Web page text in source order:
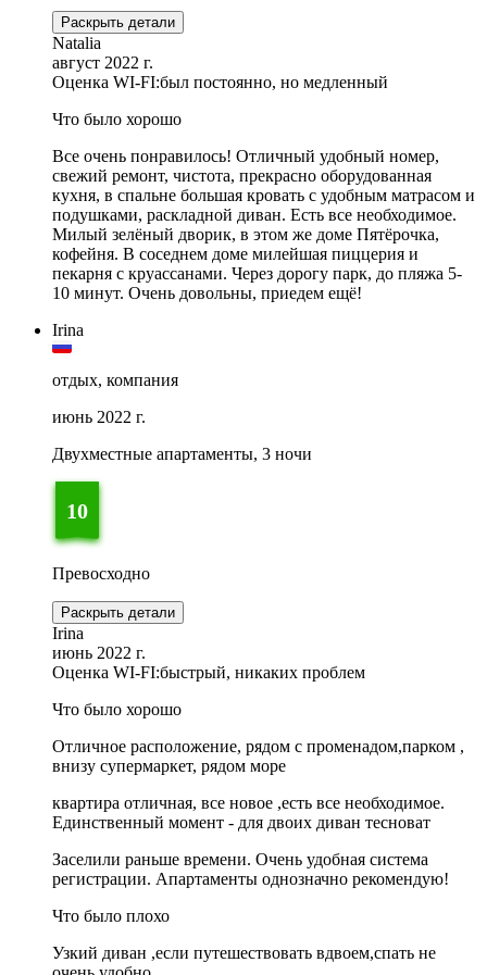
Раскрыть детали
Natalia
август 2022 г.
Оценка WI-FI:был постоянно, но медленный
Что было хорошо
Все очень понравилось! Отличный удобный номер,
свежий ремонт, чистота, прекрасно оборудованная
кухня, в спальне большая кровать с удобным матрасом и
подушками, раскладной диван. Есть все необходимое.
Милый зелёный дворик, в этом же доме Пятёрочка,
кофейня. В соседнем доме милейшая пиццерия и
пекарня с круассанами. Через дорогу парк, до пляжа 5-
10 минут. Очень довольны, приедем ещё!
Irina
отдых, компания
июнь 2022 г.
Двухместные апартаменты, 3 ночи
10
Превосходно
Раскрыть детали
Irina
июнь 2022 г.
Оценка WI-FI:быстрый, никаких проблем
Что было хорошо
Отличное расположение, рядом с променадом,парком ,
внизу супермаркет, рядом море
квартира отличная, все новое ,есть все необходимое.
Единственный момент - для двоих диван тесноват
Заселили раньше времени. Очень удобная система
регистрации. Апартаменты однозначно рекомендую!
Что было плохо
Узкий диван ,если путешествовать вдвоем,спать не